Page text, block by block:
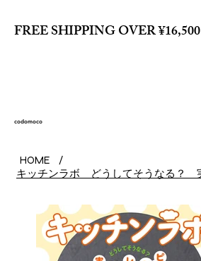
FREE SHIPPING OVER ¥16,500
codomoco
HOME
/